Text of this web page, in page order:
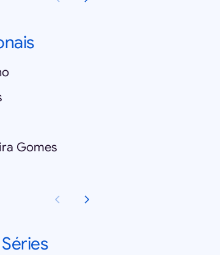
Gomes